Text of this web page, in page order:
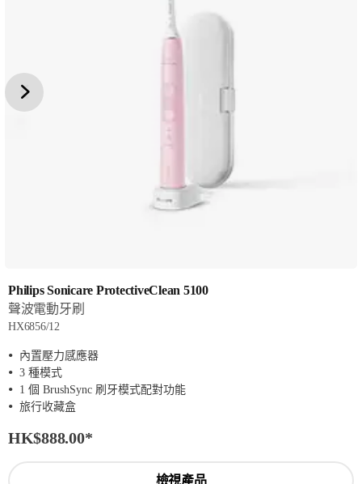
Philips Sonicare ProtectiveClean 5100
聲波電動牙刷
HX6856/12
內置壓力感應器
3 種模式
1 個 BrushSync 刷牙模式配對功能
旅行收藏盒
HK$888.00*
檢視產品